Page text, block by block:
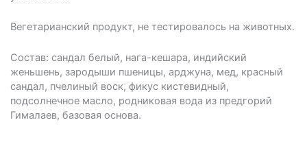
Вегетарианский продукт, не тестировалось на животных.
Состав: сандал белый, нага-кешара, индийский
женьшень, зародыши пшеницы, арджуна, мед, красный
сандал, пчелиный воск, фикус кистевидный,
подсолнечное масло, родниковая вода из предгорий
Гималаев, базовая основа.